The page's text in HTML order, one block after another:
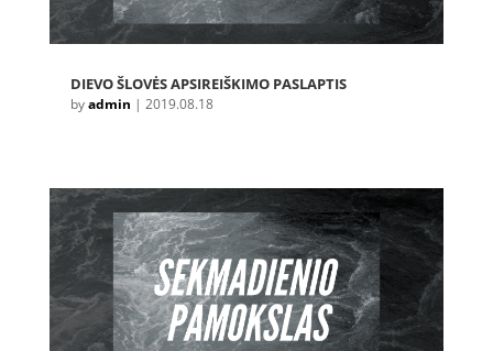
DIEVO ŠLOVĖS APSIREIŠKIMO PASLAPTIS
byadmin | 2019.08.18